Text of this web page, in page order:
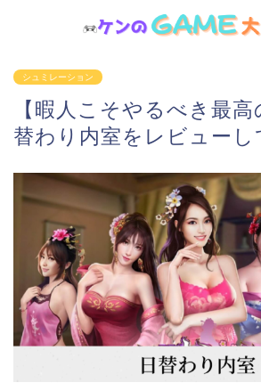
シュミレーション
【暇人こそやるべき最
替わり内室をレビューし